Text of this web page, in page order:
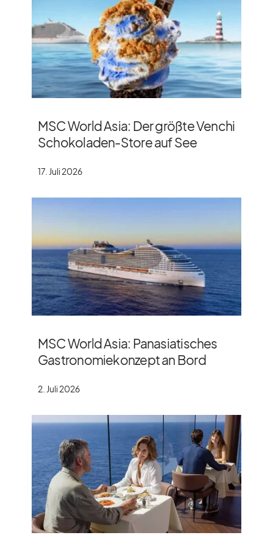
MSC World Asia: Der größte Venchi
Schokoladen-Store auf See
17. Juli 2026
MSC World Asia: Panasiatisches
Gastronomiekonzept an Bord
2. Juli 2026